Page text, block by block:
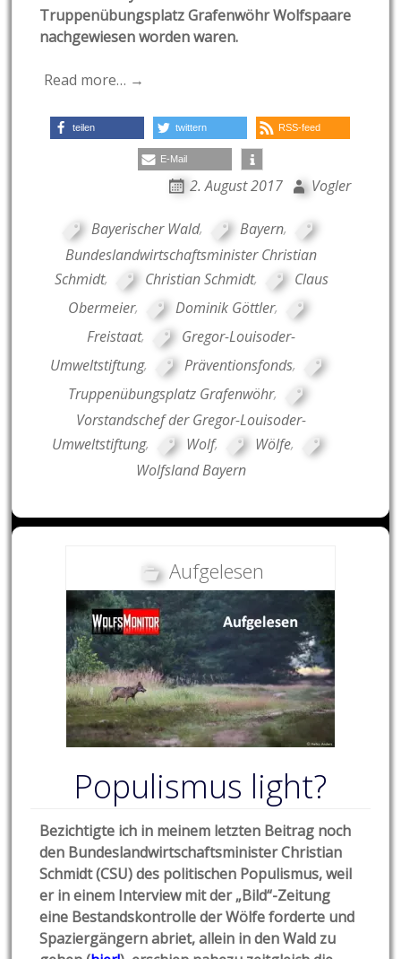
Truppenübungsplatz Grafenwöhr Wolfspaare
nachgewiesen worden waren.
Read more… →
teilen twittern RSS-feed
E-Mail
2. August 2017 Vogler
Bayerischer Wald, Bayern,
Bundeslandwirtschaftsminister Christian
Schmidt, Christian Schmidt,
Claus
Obermeier, Dominik Göttler,
Freistaat,
Gregor-Louisoder-
Umweltstiftung, Präventionsfonds,
Truppenübungsplatz Grafenwöhr,
Vorstandschef der Gregor-Louisoder-
Umweltstiftung, Wolf, Wölfe,
Wolfsland Bayern
Aufgelesen
Populismus light?
Bezichtigte ich in meinem letzten Beitrag noch
den Bundeslandwirtschaftsminister Christian
Schmidt (CSU) des politischen Populismus, weil
er in einem Interview mit der „Bild“-Zeitung
eine Bestandskontrolle der Wölfe forderte und
Spaziergängern abriet, allein in den Wald zu